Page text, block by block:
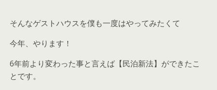
そんなゲストハウスを僕も一度はやってみたくて
今年、やります！
6年前より変わった事と言えば【民泊新法】ができたこ
とです。